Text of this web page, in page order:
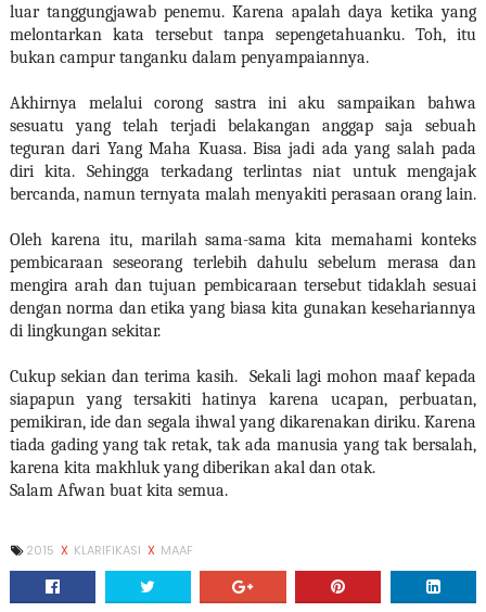
luar tanggungjawab penemu. Karena apalah daya ketika yang
melontarkan kata tersebut tanpa sepengetahuanku. Toh, itu
bukan campur tanganku dalam penyampaiannya.
Akhirnya melalui corong sastra ini aku sampaikan bahwa
sesuatu yang telah terjadi belakangan anggap saja sebuah
teguran dari Yang Maha Kuasa. Bisa jadi ada yang salah pada
diri kita. Sehingga terkadang terlintas niat untuk mengajak
bercanda, namun ternyata malah menyakiti perasaan orang lain.
Oleh karena itu, marilah sama-sama kita memahami konteks
pembicaraan seseorang terlebih dahulu sebelum merasa dan
mengira arah dan tujuan pembicaraan tersebut tidaklah sesuai
dengan norma dan etika yang biasa kita gunakan kesehariannya
di lingkungan sekitar.
Cukup sekian dan terima kasih.
Sekali lagi mohon maaf kepada
siapapun yang tersakiti hatinya karena ucapan, perbuatan,
pemikiran, ide dan segala ihwal yang dikarenakan diriku. Karena
tiada gading yang tak retak, tak ada manusia yang tak bersalah,
karena kita makhluk yang diberikan akal dan otak.
Salam Afwan buat kita semua.
2015 X KLARIFIKASI X MAAF